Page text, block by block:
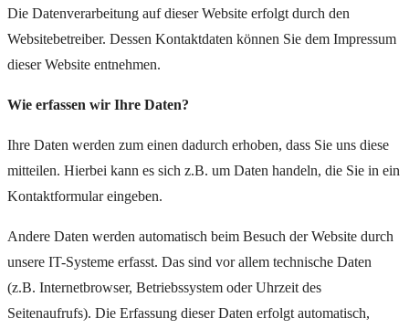
Die Datenverarbeitung auf dieser Website erfolgt durch den
Websitebetreiber. Dessen Kontaktdaten können Sie dem Impressum
dieser Website entnehmen.
Wie erfassen wir Ihre Daten?
Ihre Daten werden zum einen dadurch erhoben, dass Sie uns diese
mitteilen. Hierbei kann es sich z.B. um Daten handeln, die Sie in ein
Kontaktformular eingeben.
Andere Daten werden automatisch beim Besuch der Website durch
unsere IT-Systeme erfasst. Das sind vor allem technische Daten
(z.B. Internetbrowser, Betriebssystem oder Uhrzeit des
Seitenaufrufs). Die Erfassung dieser Daten erfolgt automatisch,